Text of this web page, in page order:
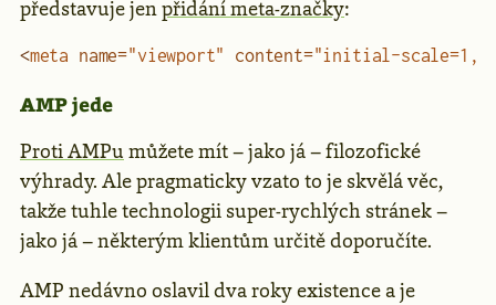
představuje jenpřidání meta-značky:
<meta name="viewport" content="initial-scale=1,
AMP jede
Proti AMPu můžete mít – jako já – filozofické
výhrady. Ale pragmaticky vzato to je skvělá věc,
takže tuhle technologii super-rychlých stránek –
jako já – některým klientům určitě doporučíte.
AMP nedávno oslavil dva roky existence a je